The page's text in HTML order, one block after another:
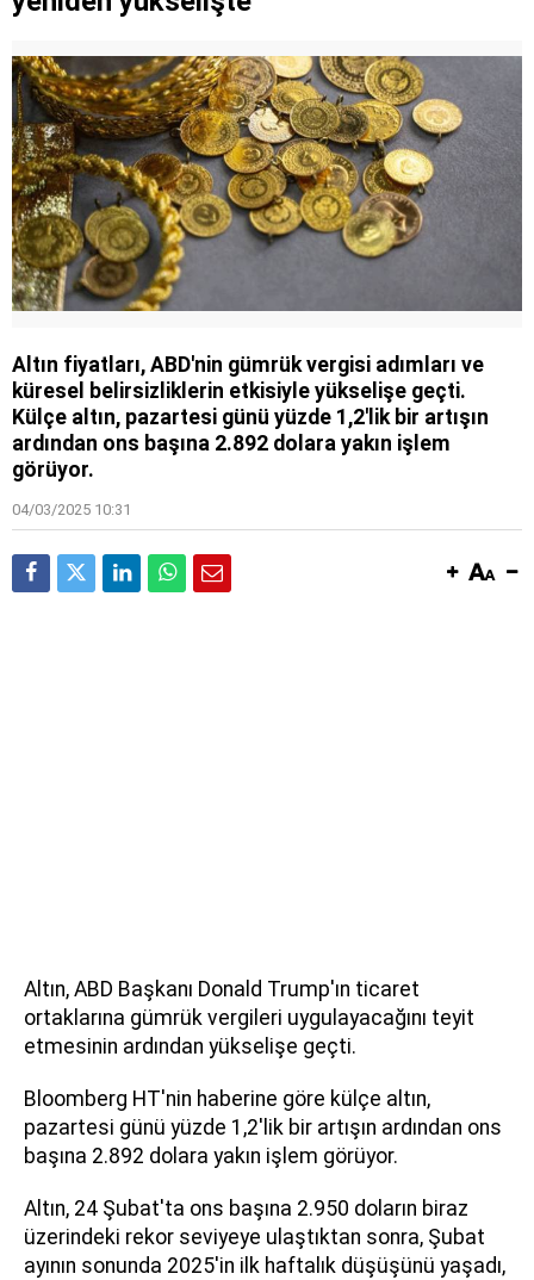
olduğunu öğrendi
Altın fiyatları, ABD'nin gümrük vergisi adımları ve
küresel belirsizliklerin etkisiyle yükselişe geçti.
Külçe altın, pazartesi günü yüzde 1,2'lik bir artışın
ardından ons başına 2.892 dolara yakın işlem
görüyor.
04/03/2025 10:31
Altın, ABD Başkanı Donald Trump'ın ticaret
ortaklarına gümrük vergileri uygulayacağını teyit
etmesinin ardından yükselişe geçti.
Bloomberg HT'nin haberine göre külçe altın,
pazartesi günü yüzde 1,2'lik bir artışın ardından ons
başına 2.892 dolara yakın işlem görüyor.
Altın, 24 Şubat'ta ons başına 2.950 doların biraz
üzerindeki rekor seviyeye ulaştıktan sonra, Şubat
ayının sonunda 2025'in ilk haftalık düşüşünü yaşadı,